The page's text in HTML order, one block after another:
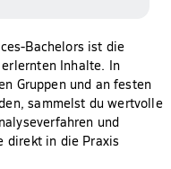
Bachelors ist die
Inhalte. In
Gruppen und an festen
sammelst du wertvolle
und
direkt in die Praxis